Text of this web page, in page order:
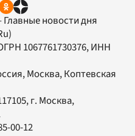
Главные новости дня
1067761730376, ИНН
Москва, Коптевская
, г. Москва,
00-12